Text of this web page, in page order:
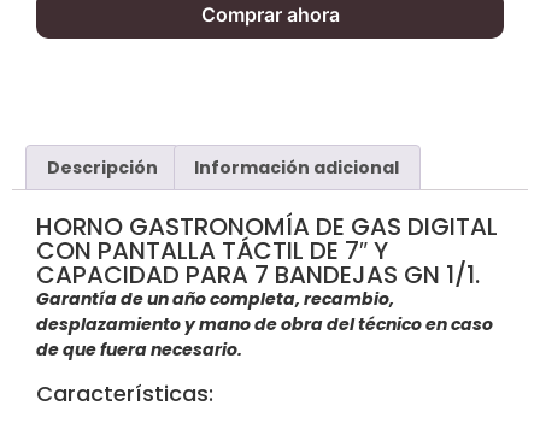
Comprar ahora
Descripción Información adicional
HORNO GASTRONOMÍA DE GAS DIGITAL
CON PANTALLA TÁCTIL DE 7″ Y
CAPACIDAD PARA 7 BANDEJAS GN 1/1.
Garantía de un año completa, recambio,
desplazamiento y mano de obra del técnico en caso
de que fuera necesario.
Características: